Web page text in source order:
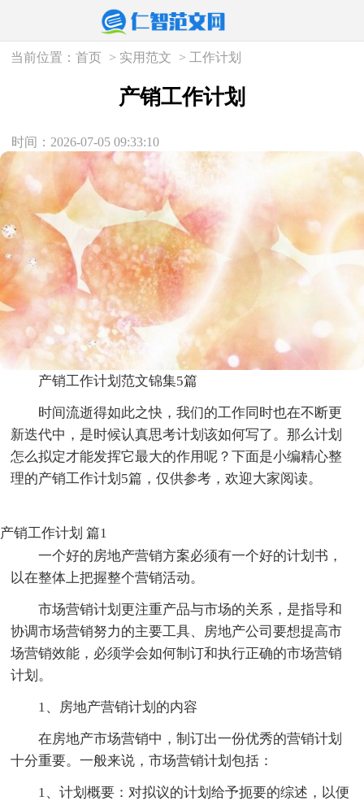
当前位置：首页 > 实用范文 > 工作计划
产销工作计划
时间：2026-07-05 09:33:10
产销工作计划范文锦集5篇
时间流逝得如此之快，我们的工作同时也在不断更
新迭代中，是时候认真思考计划该如何写了。那么计划
怎么拟定才能发挥它最大的作用呢？下面是小编精心整
理的产销工作计划5篇，仅供参考，欢迎大家阅读。
产销工作计划 篇1
一个好的房地产营销方案必须有一个好的计划书，
以在整体上把握整个营销活动。
市场营销计划更注重产品与市场的关系，是指导和
协调市场营销努力的主要工具、房地产公司要想提高市
场营销效能，必须学会如何制订和执行正确的市场营销
计划。
1、房地产营销计划的内容
在房地产市场营销中，制订出一份优秀的营销计划
十分重要。一般来说，市场营销计划包括：
1、计划概要：对拟议的计划给予扼要的综述，以便